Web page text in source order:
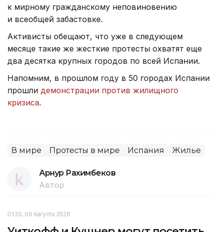
к мирному гражданскому неповиновению
и всеобщей забастовке.
Активисты обещают, что уже в следующем
месяце такие же жесткие протесты охватят еще
два десятка крупных городов по всей Испании.
Напомним, в прошлом году в 50 городах Испании
прошли демонстрации против жилищного
кризиса.
В мире Протесты в мире Испания Жилье
Арнур Рахимбеков
Автор
01:20, 09 Августа 2026